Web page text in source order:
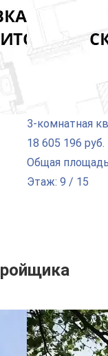
3-комнатная
18 605 196 руб.
Общая
Этаж: 9 / 15